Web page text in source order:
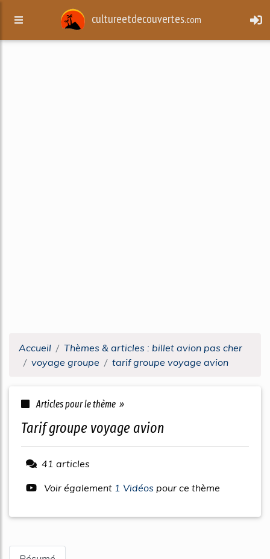
cultureetdecouvertes.com
Accueil
Thèmes & articles : billet avion pas cher
voyage groupe
tarif groupe voyage avion
Articles pour le thème »
tarif groupe voyage avion
41 articles
Voir également 1 Vidéos pour ce thème